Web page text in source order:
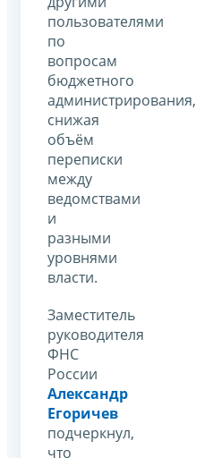
пользователями
по
вопросам
бюджетного
администрирования,
снижая
объём
переписки
между
ведомствами
и
разными
уровнями
власти.
Заместитель
руководителя
ФНС
России
Александр
Егоричев
подчеркнул,
что